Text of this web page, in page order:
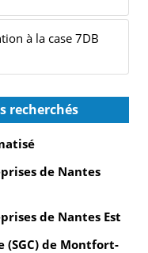
à la case 7DB
recherchés
de Nantes
de Nantes Est
(SGC) de Montfort-